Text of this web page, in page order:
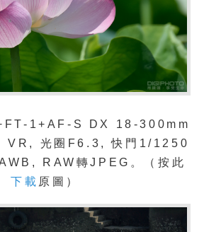
1+ AF-S DX 18-300mm
VR , 光圈F6.3, 快門1/1250
RAW轉JPEG。（按此
下載 原圖）